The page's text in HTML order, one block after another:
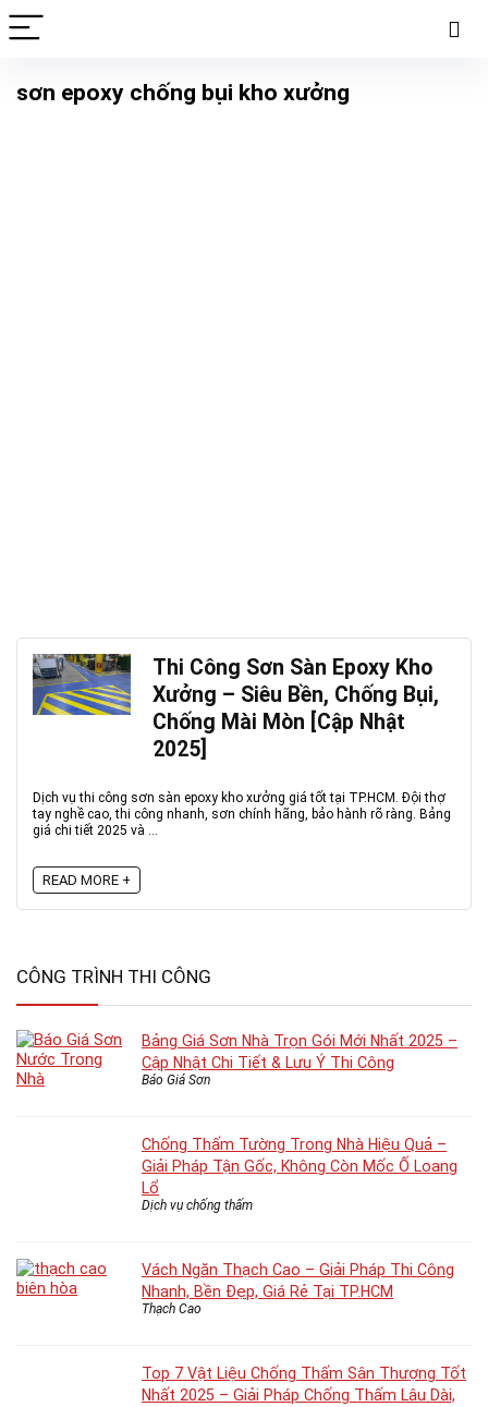
sơn epoxy chống bụi kho xưởng
Thi Công Sơn Sàn Epoxy Kho
Xưởng – Siêu Bền, Chống Bụi,
Chống Mài Mòn [Cập Nhật
2025]
Dịch vụ thi công sơn sàn epoxy kho xưởng giá tốt tại TP.HCM. Đội thợ
tay nghề cao, thi công nhanh, sơn chính hãng, bảo hành rõ ràng. Bảng
giá chi tiết 2025 và ...
READ MORE +
CÔNG TRÌNH THI CÔNG
Bảng Giá Sơn Nhà Trọn Gói Mới Nhất 2025 –
Cập Nhật Chi Tiết & Lưu Ý Thi Công
Báo Giá Sơn
Chống Thấm Tường Trong Nhà Hiệu Quả –
Giải Pháp Tận Gốc, Không Còn Mốc Ố Loang
Lổ
Dịch vụ chống thấm
Vách Ngăn Thạch Cao – Giải Pháp Thi Công
Nhanh, Bền Đẹp, Giá Rẻ Tại TP.HCM
Thạch Cao
Top 7 Vật Liệu Chống Thấm Sân Thượng Tốt
Nhất 2025 – Giải Pháp Chống Thấm Lâu Dài,